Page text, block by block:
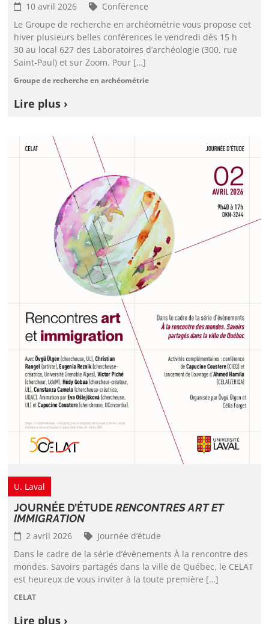
10 avril 2026
Conférence
Le Groupe de recherche en archéométrie vous propose cet
hiver plusieurs belles conférences le vendredi dès 15 h
30 au local 627 des Laboratoires d’archéologie (300, rue
Saint-Paul) et sur Zoom. Pour […]
Groupe de recherche en archéométrie
Lire plus ›
U. Laval
JOURNÉE D’ÉTUDERENCONTRES ART ET
IMMIGRATION
2 avril 2026
Journée d’étude
Dans le cadre de la série d’évènements À la rencontre des
mondes. Savoirs partagés dans la ville de Québec, le CELAT
est heureux de vous inviter à la toute première […]
CELAT
Lire plus ›